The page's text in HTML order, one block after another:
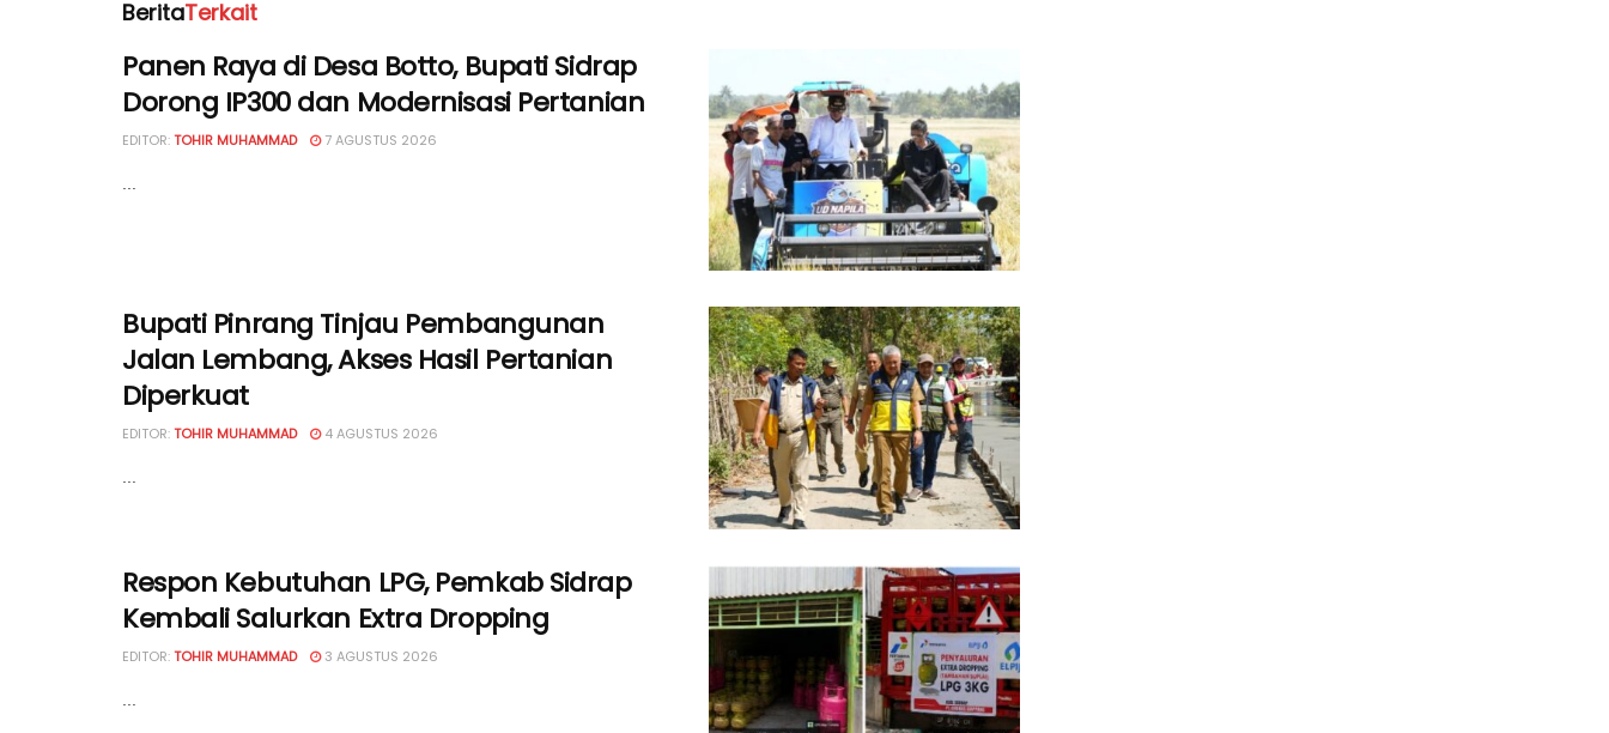
BeritaTerkait
Panen Raya di Desa Botto, Bupati Sidrap
Dorong IP300 dan Modernisasi Pertanian
EDITOR:TOHIR MUHAMMAD 7 AGUSTUS 2026
Bupati Pinrang Tinjau Pembangunan
Jalan Lembang, Akses Hasil Pertanian
Diperkuat
EDITOR:TOHIR MUHAMMAD 4 AGUSTUS 2026
...
Respon Kebutuhan LPG, Pemkab Sidrap
Kembali Salurkan Extra Dropping
EDITOR:TOHIR MUHAMMAD 3 AGUSTUS 2026
...